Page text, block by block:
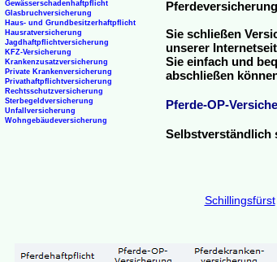
Sie schließen
unserer
Sie einfach und
abschließen
Pferde-OP-
Selbstverständlich
Gewässerschadenhaftpflicht
Glasbruchversicherung
Haus- und Grundbesitzerhaftpflicht
Hausratversicherung
Jagdhaftpflichtversicherung
KFZ-Versicherung
Krankenzusatzversicherung
Private Krankenversicherung
Privathaftpflichtversicherung
Rechtsschutzversicherung
Sterbegeldversicherung
Unfallversicherung
Wohngebäudeversicherung
Schillingsfürst